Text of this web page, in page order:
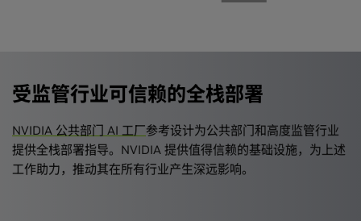
受监管行业可信赖的全栈部署
NVIDIA 公共部门 AI 工厂参考设计为公共部门和高度监管行业
提供全栈部署指导。NVIDIA 提供值得信赖的基础设施，为上述
工作助力，推动其在所有行业产生深远影响。